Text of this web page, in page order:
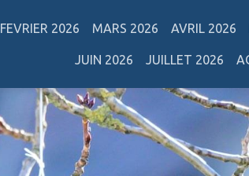
FEVRIER 2026 MARS 2026 AVRIL 2026
JUIN 2026 JUILLET 2026